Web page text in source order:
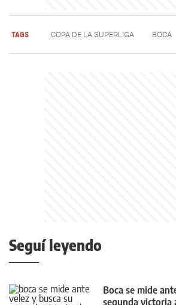
TAGS COPA DE LA SUPERLIGA BOCA
Seguí leyendo
Boca se mide
segunda victoria